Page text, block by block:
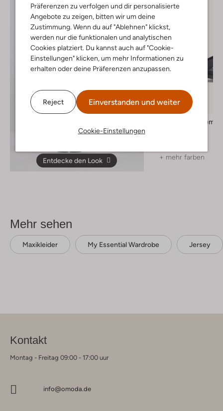
Präferenzen zu verfolgen und dir personalisierte
Angebote zu zeigen, bitten wir um deine
Zustimmung. Wenn du auf "Ablehnen" klickst,
werden nur die funktionalen und analytischen
Cookies platziert. Du kannst auch auf "Cookie-
Einstellungen" klicken, um mehr Informationen zu
erhalten oder deine Präferenzen anzupassen.
Reject Einverstanden und weiter
Cookie-Einstellungen
Entdecke den Look
-10%
Vagabond
+ mehr farben
Mehr sehen
Maxikleider My Essential Wardrobe Jersey
Kontakt
Montag - Freitag 09:00 - 17:00 uur
info@omoda.de